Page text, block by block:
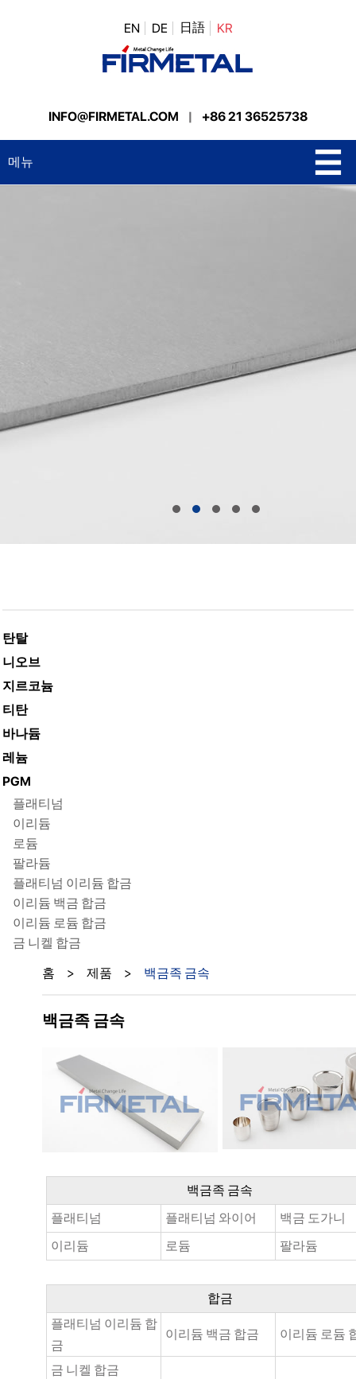
EN DE 日語 KR
INFO@FIRMETAL.COM | +86 21 36525738
메뉴
탄탈
니오브
지르코늄
티탄
바나듐
레늄
PGM
플래티넘
이리듐
로듐
팔라듐
플래티넘 이리듐 합금
이리듐 백금 합금
이리듐 로듐 합금
금 니켈 합금
홈
> 제품 > 백금족 금속
백금족 금속
백금족 금속
플래티넘
플래티넘 와이어
백금 도가니
이리듐
로듐 팔라듐
합금
플래티넘 이리듐 합
금
이리듐 백금 합금 이리듐 로듐
금 니켈 합금